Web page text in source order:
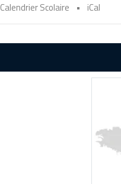
Calendrier Scolaire • iCal